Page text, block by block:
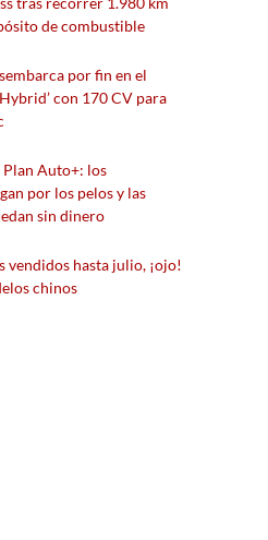
de combustible
por fin en el
con 170 CV para
Plan Auto+: los
por los pelos y las
sin dinero
vendidos hasta julio, ¡ojo!
chinos